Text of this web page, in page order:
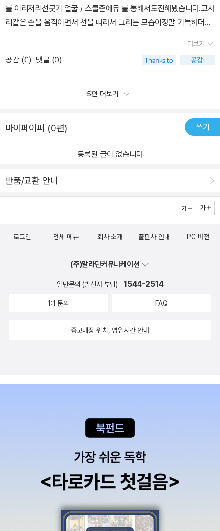
를 이리저리선긋기 얼굴 / 스쿨존에듀 를 통해서도전해봤습니다.고사
리같은 손을 움직이면서 선을 따라서 그리는 모습이정말 기특하더라
력과 집중력을 길러줄 수 있어서 이리저리선긋기 얼굴 / 스쿨존에듀
도서 활용하기 좋을 것 같아요!아이들 유치원방학이 한달이다보니 한
달동안뭐하지 하면서 고민되었는데 처음하는 아이들인데도불구하고
쉽게 따라할 수 있다보니 이대로 집콕놀이성공적일 것 같아요!과일파
놀이도 되고 선긋기는 기본적으로 할 수 있겠더라구요.몇년후에 초등
학교에 입학해서도글씨쓰기에도 도움이 될 것 같아서 아이들 집중력
서 추천해드립니다!업체로부터 제품을 제공받아 작성된 후기입니다.
더보기
공감 (0) 댓글 (0)
5편 더보기
마이페이퍼 (0편) 쓰기
등록된 글이 없습니다
반품/교환 안내
로그인 전체 메뉴 회사 소개 출판사 안내 PC 버전
(주)알라딘커뮤니케이션
일반문의 (발신자 부담) 1544-2514
1:1 문의 FAQ
중고매장 위치, 영업시간 안내